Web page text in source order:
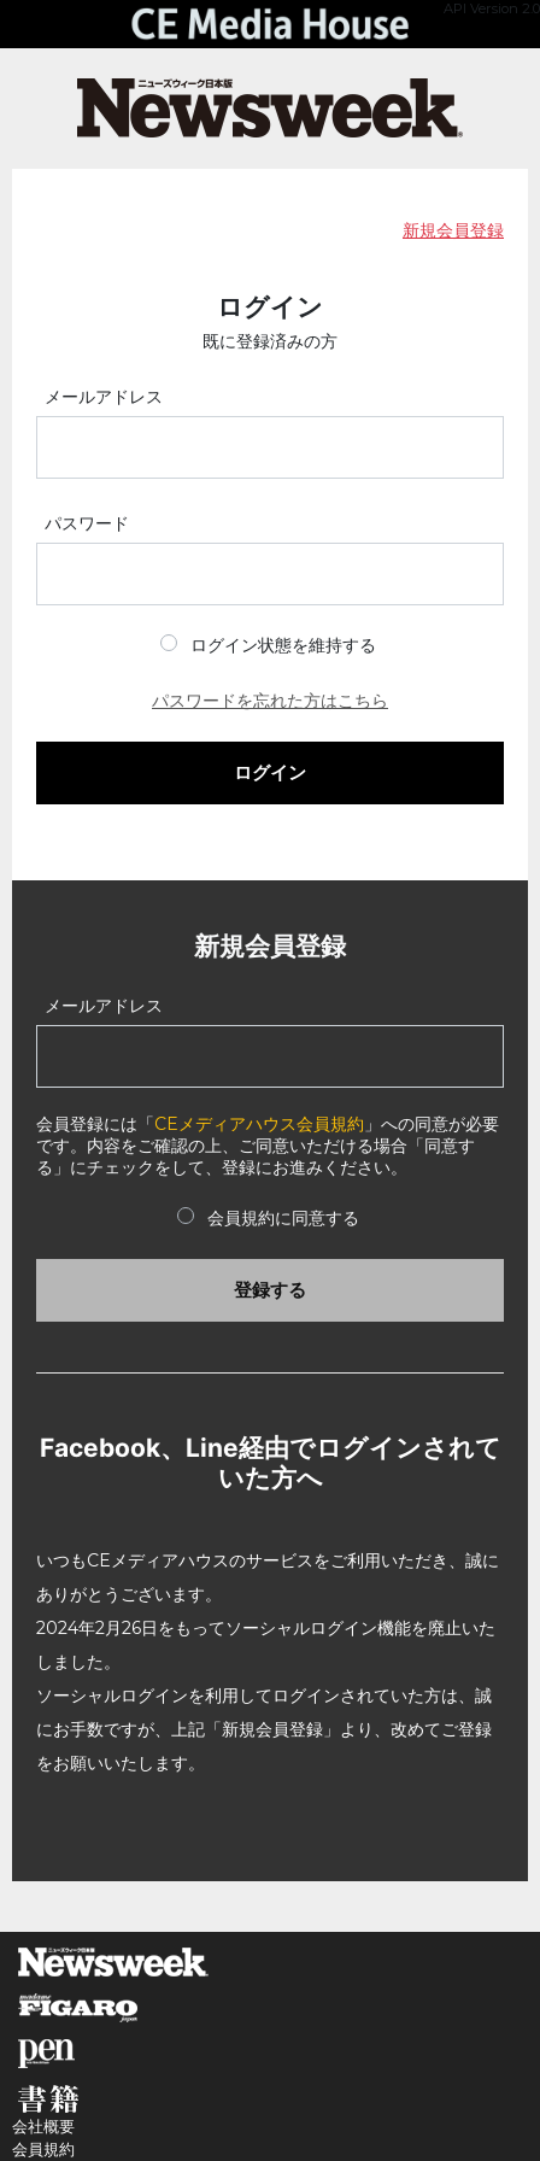
API Version 2.0
新規会員登録
ログイン
既に登録済みの方
メールアドレス
パスワード
ログイン状態を維持する
パスワードを忘れた方はこちら
ログイン
新規会員登録
メールアドレス
会員登録には「CEメディアハウス会員規約 」への同意が必要
です。内容をご確認の上、ご同意いただける場合「同意す
る」にチェックをして、登録にお進みください。
会員規約に同意する
登録する
Facebook、Line経由でログインされて
いた方へ
いつもCEメディアハウスのサービスをご利用いただき、誠に
ありがとうございます。
2024年2月26日をもってソーシャルログイン機能を廃止いた
しました。
ソーシャルログインを利用してログインされていた方は、誠
にお手数ですが、上記「新規会員登録」より、改めてご登録
をお願いいたします。
会社概要
会員規約